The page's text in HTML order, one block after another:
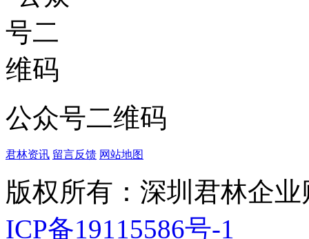
公众号二维码
君林资讯 留言反馈 网站地图
版权所有：深圳君林企
ICP备19115586号-1